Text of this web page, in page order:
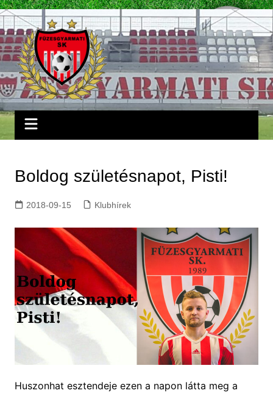
Skip
to
content
Boldog születésnapot, Pisti!
2018-09-15 Klubhírek
Huszonhat esztendeje ezen a napon látta meg a